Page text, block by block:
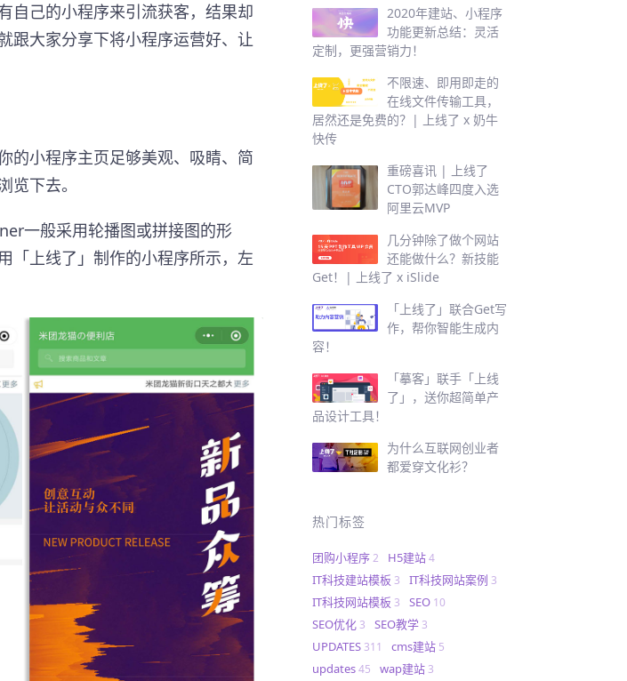
自己的小程序来引流获客，结果却
跟大家分享下将小程序运营好、让
的小程序主页足够美观、吸睛、简
下去。
一般采用轮播图或拼接图的形
「上线了」制作的小程序所示，左
2020年建站、小程序
功能更新总结：灵活
定制，更强营销力！
不限速、即用即走的
在线文件传输工具，
居然还是免费的？| 上线了 x 奶牛
快传
重磅喜讯 | 上线了
CTO郭达峰四度入选
阿里云MVP
几分钟除了做个网站
还能做什么？新技能
Get！| 上线了 x iSlide
「上线了」联合Get写
作，帮你智能生成内
容！
「摹客」联手「上线
了」，送你超简单产
品设计工具！
为什么互联网创业者
都爱穿文化衫？
热门标签
团购小程序 2 H5建站 4
IT科技建站模板 3 IT科技网站案例 3
IT科技网站模板 3 SEO 10
SEO优化 3 SEO教学 3
UPDATES 311 cms建站 5
updates 45 wap建站 3